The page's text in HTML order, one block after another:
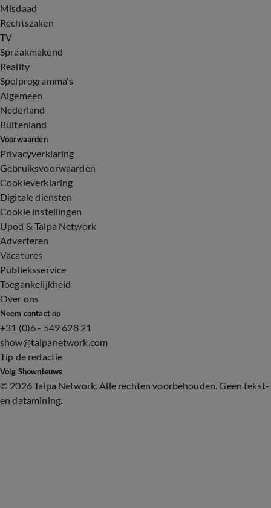
Misdaad
Rechtszaken
TV
Spraakmakend
Reality
Spelprogramma's
Algemeen
Nederland
Buitenland
Voorwaarden
Privacyverklaring
Gebruiksvoorwaarden
Cookieverklaring
Digitale diensten
Cookie instellingen
Upod & Talpa Network
Adverteren
Vacatures
Publieksservice
Toegankelijkheid
Over ons
Neem contact op
+31 (0)6 - 549 628 21
show@talpanetwork.com
Tip de redactie
Volg Shownieuws
© 2026 Talpa Network. Alle rechten voorbehouden. Geen tekst-
en datamining.